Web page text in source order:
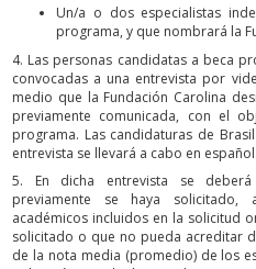
Un/a o dos especialistas
programa, y que nombrará la
4. Las personas candidatas a beca
convocadas a una entrevista por
medio que la Fundación Carolina
previamente comunicada, con el
programa. Las candidaturas de
entrevista se llevará a cabo en español.
5. En dicha entrevista se
previamente se haya
académicos incluidos en la solicitud
solicitado o que no pueda acreditar
de la nota media (promedio) de los